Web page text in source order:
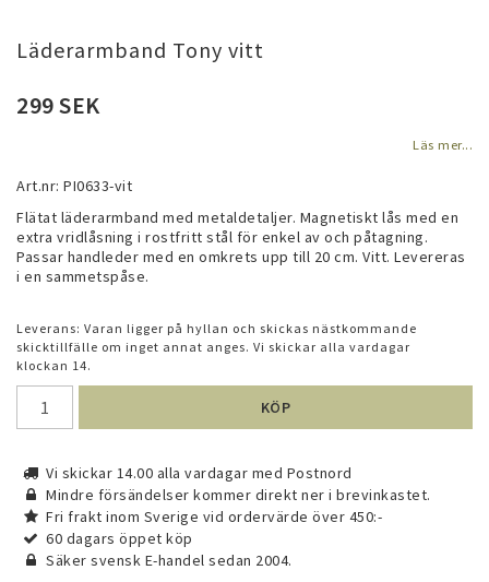
Läderarmband Tony vitt
299 SEK
Läs mer...
Art.nr: PI0633-vit
Flätat läderarmband med metaldetaljer. Magnetiskt lås med en
extra vridlåsning i rostfritt stål för enkel av och påtagning.
Passar handleder med en omkrets upp till 20 cm. Vitt. Levereras
i en sammetspåse.
Leverans: Varan ligger på hyllan och skickas nästkommande
skicktillfälle om inget annat anges. Vi skickar alla vardagar
klockan 14.
KÖP
Vi skickar 14.00 alla vardagar med Postnord
Mindre försändelser kommer direkt ner i brevinkastet.
Fri frakt inom Sverige vid ordervärde över 450:-
60 dagars öppet köp
Säker svensk E-handel sedan 2004.